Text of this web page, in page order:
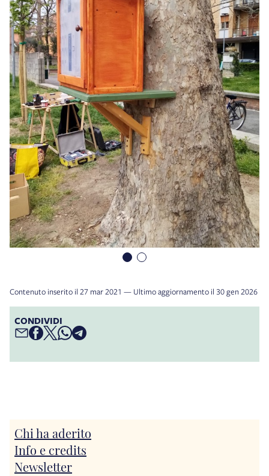
CONDIVIDI
Contenuto inserito il 27 mar 2021 — Ultimo aggiornamento il 30 gen 2026
Chi ha aderito
Info e credits
Newsletter